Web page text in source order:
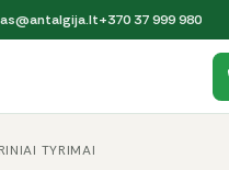
+370 37 999 980
TYRIMAI